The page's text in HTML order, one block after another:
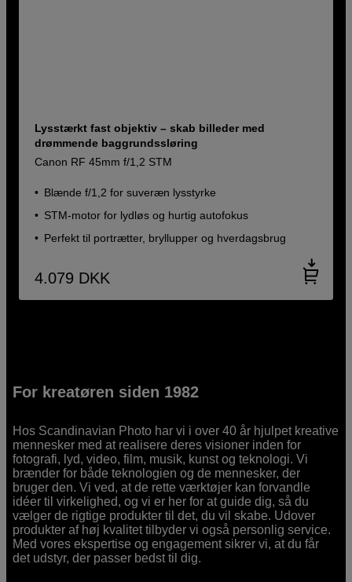
Lysstærkt fast objektiv – skab billeder med
drømmende baggrundssløring
Canon RF 45mm f/1,2 STM
Blænde f/1,2 for suveræn lysstyrke
STM-motor for lydløs og hurtig autofokus
Perfekt til portrætter, bryllupper og hverdagsbrug
4.079 DKK
For kreatøren siden 1982
Hos Scandinavian Photo har vi i over 40 år hjulpet kreative
mennesker med at realisere deres visioner inden for
fotografi, lyd, video, film, musik, kunst og teknologi. Vi
brænder for både teknologien og de mennesker, der
bruger den. Vi ved, at de rette værktøjer kan forvandle
idéer til virkelighed, og vi er her for at guide dig, så du
vælger de rigtige produkter til det, du vil skabe. Udover
produkter af høj kvalitet tilbyder vi også personlig service.
Med vores ekspertise og engagement sikrer vi, at du får
det udstyr, der passer bedst til dig.